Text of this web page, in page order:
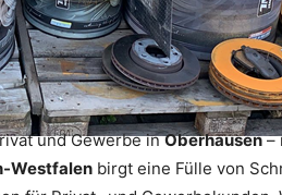
und Gewerbe inOberhausen–
Westfalen birgt eine Fülle von